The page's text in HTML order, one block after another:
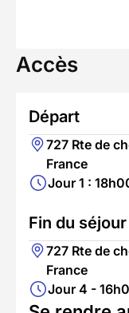
Accès
Départ
727 Rte de
France
Jour 1 :
Fin du séjour
727 Rte de
France
Jour 4 -